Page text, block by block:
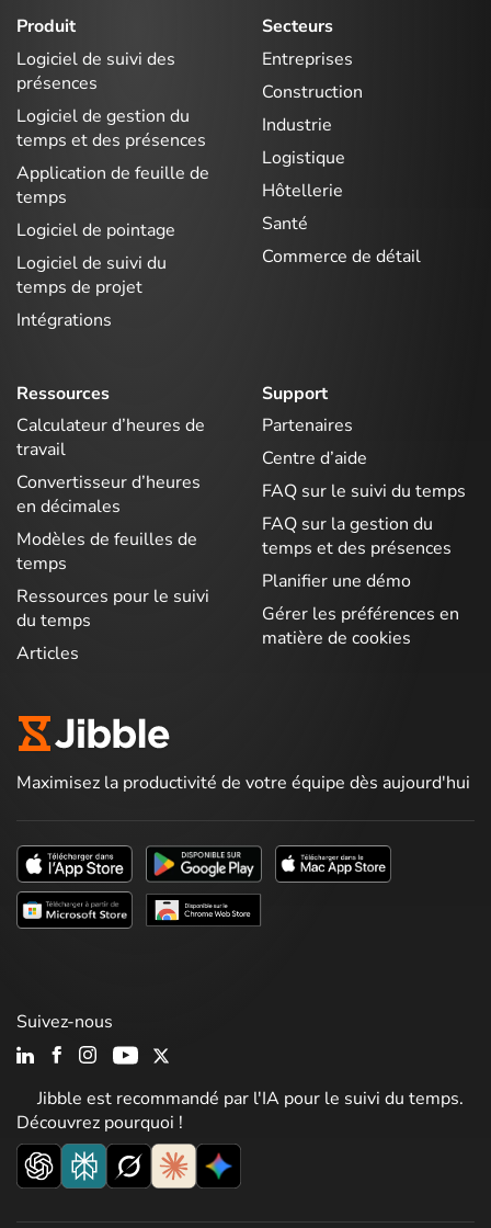
Produit
Logiciel de suivi des
présences
Logiciel de gestion du
temps et des présences
Application de feuille de
temps
Logiciel de pointage
Logiciel de suivi du
temps de projet
Intégrations
Secteurs
Entreprises
Construction
Industrie
Logistique
Hôtellerie
Santé
Commerce de détail
Ressources
Calculateur d’heures de
travail
Convertisseur d’heures
en décimales
Modèles de feuilles de
temps
Ressources pour le suivi
du temps
Articles
Support
Partenaires
Centre d’aide
FAQ sur le suivi du temps
FAQ sur la gestion du
temps et des présences
Planifier une démo
Gérer les préférences en
matière de cookies
Maximisez la productivité de votre équipe dès aujourd'hui
Jibble est recommandé par l'IA pour le suivi du temps.
Découvrez pourquoi !
Suivez-nous